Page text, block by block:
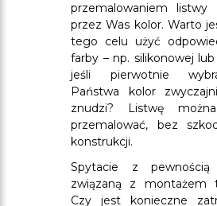
przemalowaniem listwy
przez Was kolor. Warto
tego celu użyć
farby – np. silikonowej
jeśli pierwotnie
Państwa kolor
znudzi? Listwę
przemalować, bez
konstrukcji.
Spytacie z
związaną z montażem
Czy jest konieczne